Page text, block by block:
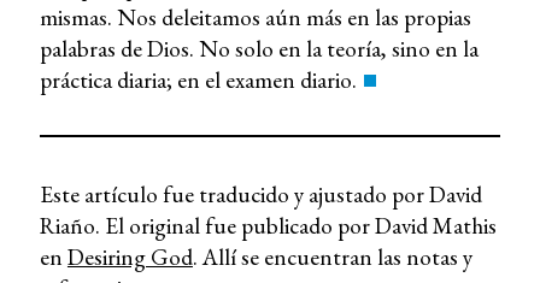
mismas. Nos deleitamos aún más en las propias
palabras de Dios. No solo en la teoría, sino en la
práctica diaria; en el examen diario.
Este artículo fue traducido y ajustado por David
Riaño. El original fue publicado por David Mathis
en Desiring God. Allí se encuentran las notas y